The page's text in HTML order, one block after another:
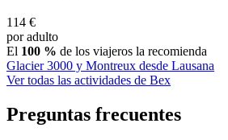
114 €
por adulto
El 100 % de los viajeros la recomienda
Glacier 3000 y Montreux desde Lausana
Ver todas las actividades de Bex
Preguntas frecuentes